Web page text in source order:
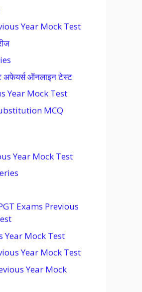
Year Mock Test
ऑनलाइन टेस्ट
Year Mock Test
MCQ
Year Mock Test
Exams Previous
Year Mock Test
Year Mock Test
Year Mock